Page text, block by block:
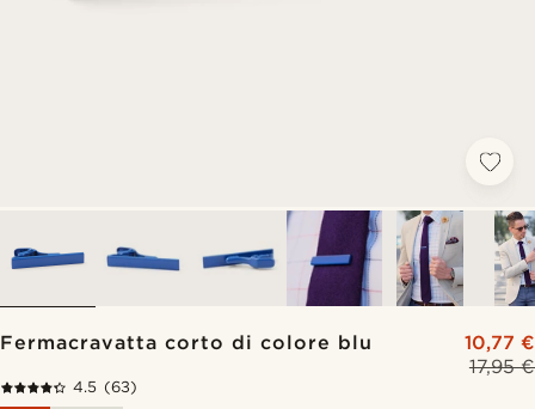
Fermacravatta corto di colore blu
17,95 €
10,77 €
4.5 (63)